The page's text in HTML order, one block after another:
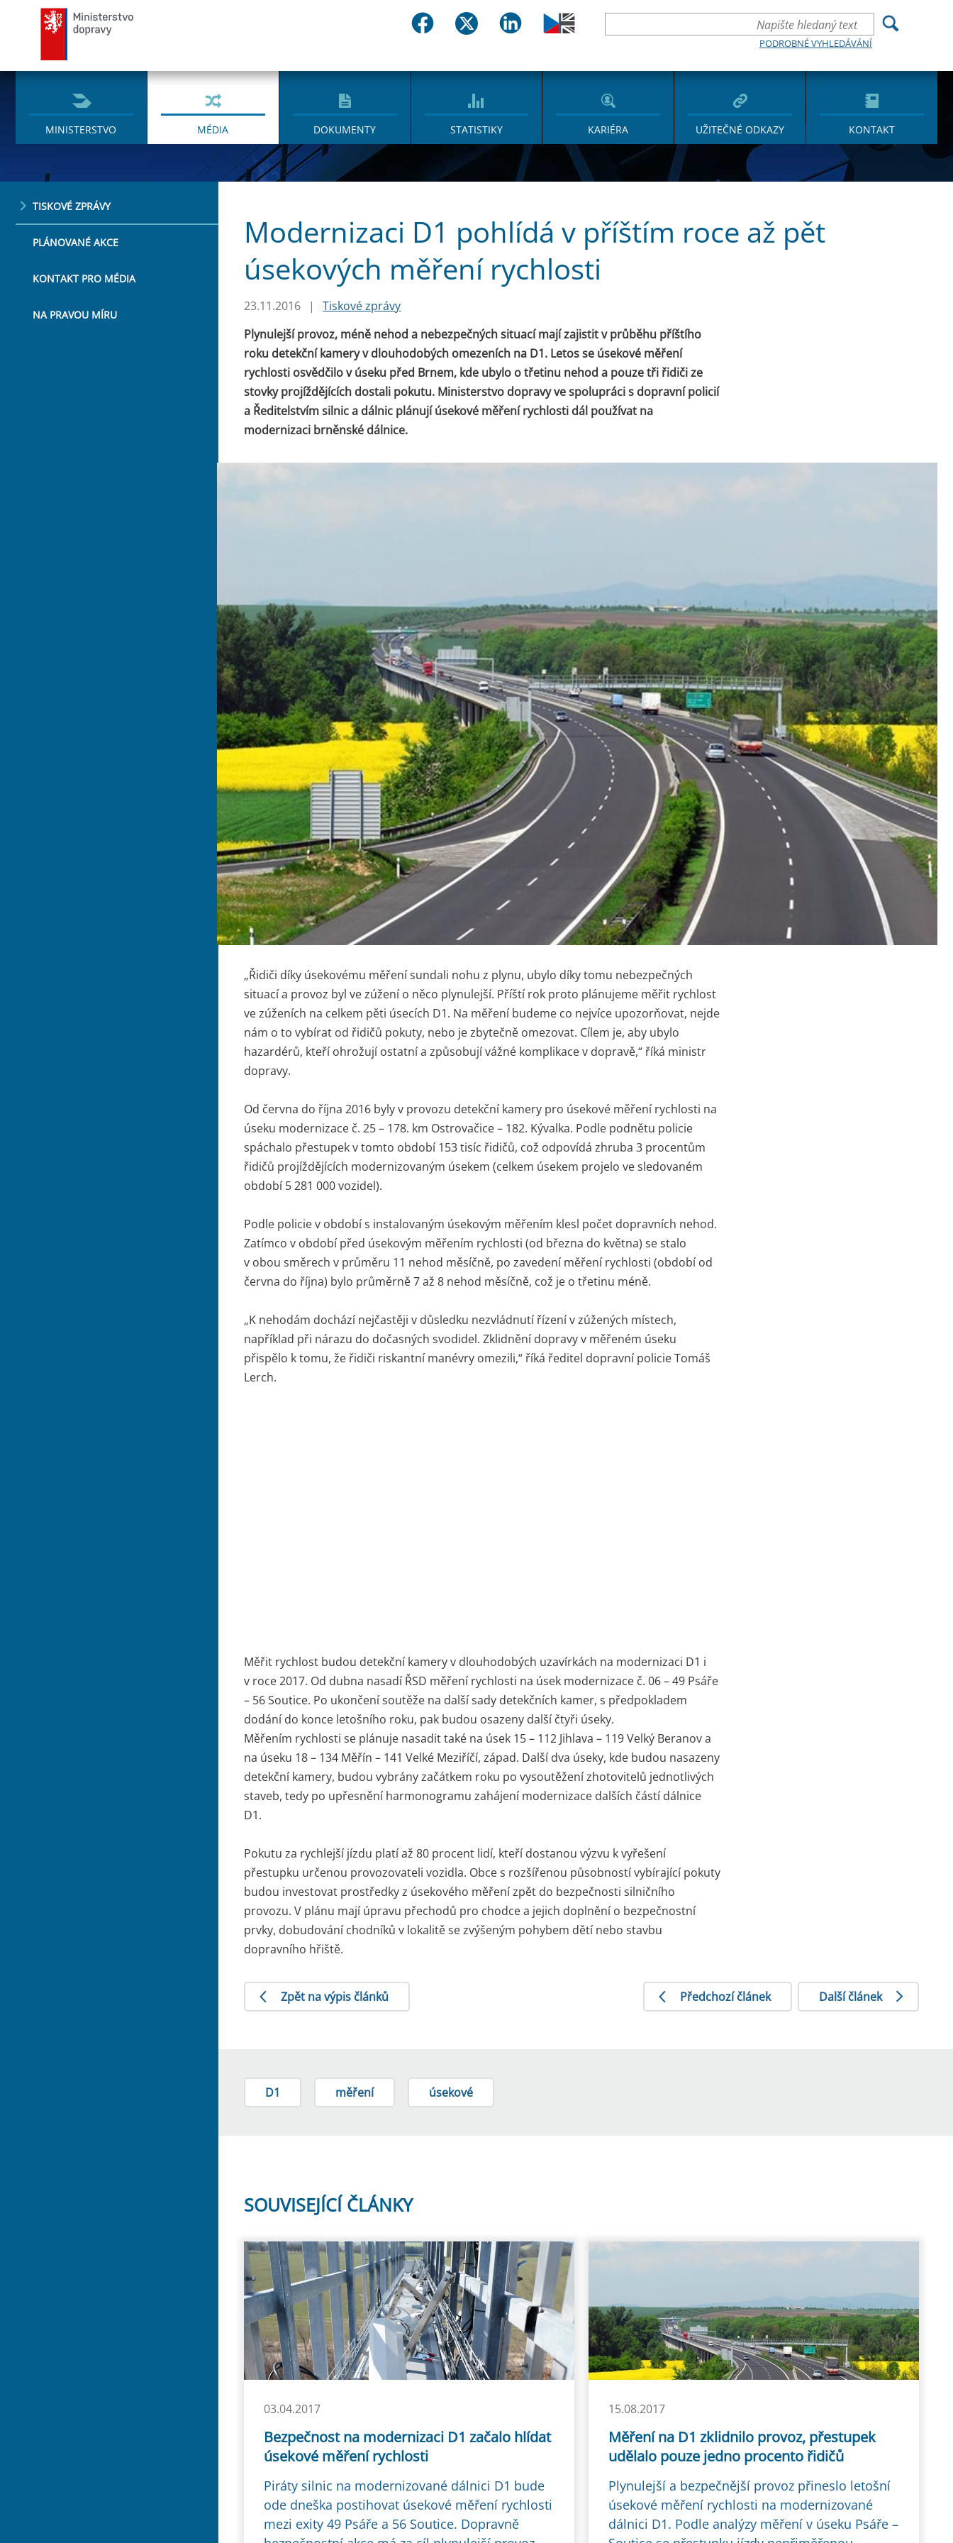
PODROBNÉ VYHLEDÁVÁNÍ
MINISTERSTVO MÉDIA DOKUMENTY STATISTIKY KARIÉRA UŽITEČNÉ ODKAZY KONTAKT
TISKOVÉ ZPRÁVY
PLÁNOVANÉ AKCE
KONTAKT PRO MÉDIA
NA PRAVOU MÍRU
Modernizaci D1 pohlídá v příštím roce až pět
úsekových měření rychlosti
23.11.2016 |
Tiskové zprávy
Plynulejší provoz, méně nehod a nebezpečných situací mají zajistit v průběhu příštího
roku detekční kamery v dlouhodobých omezeních na D1. Letos se úsekové měření
rychlosti osvědčilo v úseku před Brnem, kde ubylo o třetinu nehod a pouze tři řidiči ze
stovky projíždějících dostali pokutu. Ministerstvo dopravy ve spolupráci s dopravní policií
a Ředitelstvím silnic a dálnic plánují úsekové měření rychlosti dál používat na
modernizaci brněnské dálnice.
„Řidiči díky úsekovému měření sundali nohu z plynu, ubylo díky tomu nebezpečných
situací a provoz byl ve zúžení o něco plynulejší. Příští rok proto plánujeme měřit rychlost
ve zúženích na celkem pěti úsecích D1. Na měření budeme co nejvíce upozorňovat, nejde
nám o to vybírat od řidičů pokuty, nebo je zbytečně omezovat. Cílem je, aby ubylo
hazardérů, kteří ohrožují ostatní a způsobují vážné komplikace v dopravě,“ říká ministr
dopravy.
Od června do října 2016 byly v provozu detekční kamery pro úsekové měření rychlosti na
úseku modernizace č. 25 – 178. km Ostrovačice – 182. Kývalka. Podle podnětu policie
spáchalo přestupek v tomto období 153 tisíc řidičů, což odpovídá zhruba 3 procentům
řidičů projíždějících modernizovaným úsekem (celkem úsekem projelo ve sledovaném
období 5 281 000 vozidel).
Podle policie v období s instalovaným úsekovým měřením klesl počet dopravních nehod.
Zatímco v období před úsekovým měřením rychlosti (od března do května) se stalo
v obou směrech v průměru 11 nehod měsíčně, po zavedení měření rychlosti (období od
června do října) bylo průměrně 7 až 8 nehod měsíčně, což je o třetinu méně.
„K nehodám dochází nejčastěji v důsledku nezvládnutí řízení v zúžených místech,
například při nárazu do dočasných svodidel. Zklidnění dopravy v měřeném úseku
přispělo k tomu, že řidiči riskantní manévry omezili,“ říká ředitel dopravní policie Tomáš
Lerch.
Měřit rychlost budou detekční kamery v dlouhodobých uzavírkách na modernizaci D1 i
v roce 2017. Od dubna nasadí ŘSD měření rychlosti na úsek modernizace č. 06 – 49 Psáře
– 56 Soutice. Po ukončení soutěže na další sady detekčních kamer, s předpokladem
dodání do konce letošního roku, pak budou osazeny další čtyři úseky.
Měřením rychlosti se plánuje nasadit také na úsek 15 – 112 Jihlava – 119 Velký Beranov a
na úseku 18 – 134 Měřín – 141 Velké Meziříčí, západ. Další dva úseky, kde budou nasazeny
detekční kamery, budou vybrány začátkem roku po vysoutěžení zhotovitelů jednotlivých
staveb, tedy po upřesnění harmonogramu zahájení modernizace dalších částí dálnice
D1.
Pokutu za rychlejší jízdu platí až 80 procent lidí, kteří dostanou výzvu k vyřešení
přestupku určenou provozovateli vozidla. Obce s rozšířenou působností vybírající pokuty
budou investovat prostředky z úsekového měření zpět do bezpečnosti silničního
provozu. V plánu mají úpravu přechodů pro chodce a jejich doplnění o bezpečnostní
prvky, dobudování chodníků v lokalitě se zvýšeným pohybem dětí nebo stavbu
dopravního hřiště.
Zpět na výpis článků Předchozí článek Další článek
D1 měření úsekové
SOUVISEJÍCÍ ČLÁNKY
03.04.2017
Bezpečnost na modernizaci D1 začalo hlídat
úsekové měření rychlosti
Piráty silnic na modernizované dálnici D1 bude
ode dneška postihovat úsekové měření rychlosti
mezi exity 49 Psáře a 56 Soutice. Dopravně
15.08.2017
Měření na D1 zklidnilo provoz, přestupek
udělalo pouze jedno procento řidičů
Plynulejší a bezpečnější provoz přineslo letošní
úsekové měření rychlosti na modernizované
dálnici D1. Podle analýzy měření v úseku Psáře –